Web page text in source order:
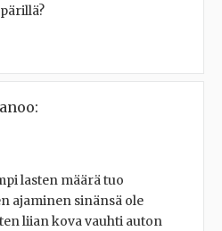
lasten määrä tuo
ajaminen sinänsä ole
liian kova vauhti auton